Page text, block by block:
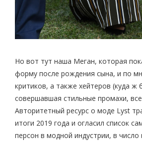
Но вот тут наша Меган, которая
форму после рождения сына, и по
критиков, а также хейтеров (куда ж
совершавшая стильные промахи,
Авторитетный ресурс о моде Lyst
итоги 2019 года и огласил список
персон в модной индустрии, в